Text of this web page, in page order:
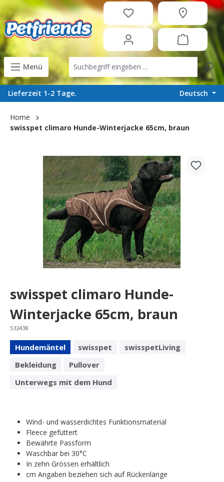
content
Menü
Lieferzeit 1-2 Tage. Deutsch
Home
swisspet climaro Hunde-Winterjacke 65cm, braun
swisspet climaro Hunde-
Winterjacke 65cm, braun
532438
Hundemäntel swisspet
swisspetLiving
Bekleidung
Pullover
Unterwegs mit dem Hund
Wind- und wasserdichtes Funktionsmaterial
Fleece gefüttert
Bewährte Passform
Waschbar bei 30°C
In zehn Grössen erhältlich
cm Angaben beziehen sich auf Rückenlänge